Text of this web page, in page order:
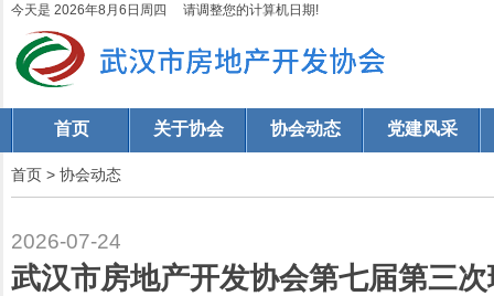
今天是 2026年8月6日周四 请调整您的计算机日期!
首页 关于协会 协会动态 党建风采
首页 > 协会动态
2026-07-24
武汉市房地产开发协会第七届第三